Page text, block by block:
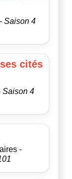
Saison 4
cités
Saison 4
-